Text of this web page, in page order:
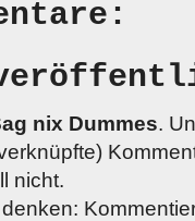
nix Dummes.
nicht.